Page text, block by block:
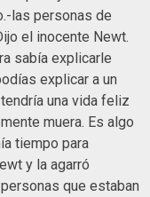
las personas de
el inocente Newt.
sabía explicarle
explicar a un
una vida feliz
muera. Es algo
tiempo para
y la agarró
que estaban